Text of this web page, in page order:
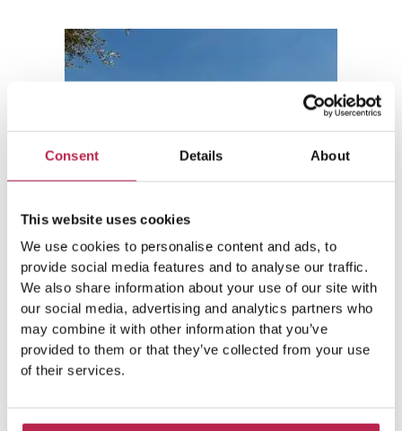
Consent Details About
This website uses cookies
We use cookies to personalise content and ads, to
provide social media features and to analyse our traffic.
We also share information about your use of our site with
our social media, advertising and analytics partners who
may combine it with other information that you’ve
provided to them or that they’ve collected from your use
of their services.
Can Truy
L’hôtel atmosphérique Can Truy dispose d’une piscine
d’escalade et d’une table de ping-pong. Un paradis